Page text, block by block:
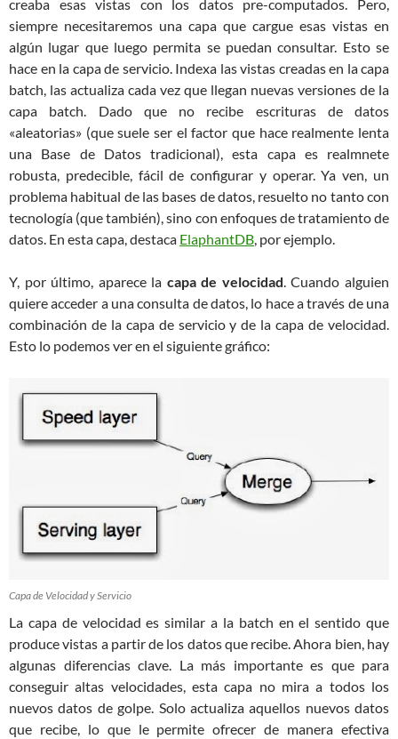
creaba esas vistas con los datos pre-computados. Pero,
siempre necesitaremos una capa que cargue esas vistas en
algún lugar que luego permita se puedan consultar. Esto se
hace en la capa de servicio. Indexa las vistas creadas en la capa
batch, las actualiza cada vez que llegan nuevas versiones de la
capa batch. Dado que no recibe escrituras de datos
«aleatorias» (que suele ser el factor que hace realmente lenta
una Base de Datos tradicional), esta capa es realmnete
robusta, predecible, fácil de configurar y operar. Ya ven, un
problema habitual de las bases de datos, resuelto no tanto con
tecnología (que también), sino con enfoques de tratamiento de
datos. En esta capa, destaca ElaphantDB, por ejemplo.
Y, por último, aparece la capa de velocidad. Cuando alguien
quiere acceder a una consulta de datos, lo hace a través de una
combinación de la capa de servicio y de la capa de velocidad.
Esto lo podemos ver en el siguiente gráfico:
Capa de Velocidad y Servicio
La capa de velocidad es similar a la batch en el sentido que
produce vistas a partir de los datos que recibe. Ahora bien, hay
algunas diferencias clave. La más importante es que para
conseguir altas velocidades, esta capa no mira a todos los
nuevos datos de golpe. Solo actualiza aquellos nuevos datos
que recibe, lo que le permite ofrecer de manera efectiva